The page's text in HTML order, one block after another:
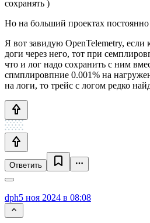
сохранять )
Но на больший проектах постоянно
Я вот завидую OpenTelemetry, если
доги через него, тот при
что и лог надо сохранить с ним
спмплировпние 0.001% на
на логи, то трейс с логом редко
Ответить
dph5 ноя 2024 в 08:08